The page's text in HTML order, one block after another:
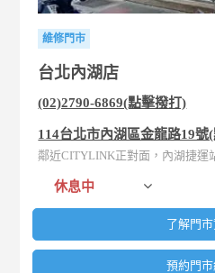
維修門市
台北內湖店
(02)2790-6869(點擊撥打)
114台北市內湖區金龍路19號
鄰近CITYLINK正對面，內湖捷運
休息中
了解門市
預約門